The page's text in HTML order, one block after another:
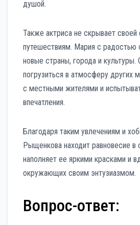
душой.
Также актриса не скрывает своей
путешествиям. Мария с радостью
новые страны, города и культуры.
погрузиться в атмосферу других
с местными жителями и
впечатления.
Благодаря таким увлечениям и
Рыщенкова находит равновесие в
наполняет ее яркими красками и
окружающих своим энтузиазмом.
Вопрос-ответ: